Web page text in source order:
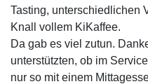
Tasting, unterschiedlichen
Knall vollem KiKaffee.
Da gab es viel zutun.
unterstützten, ob im
nur so mit einem